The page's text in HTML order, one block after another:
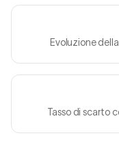
Evoluzione
Tasso di scarto